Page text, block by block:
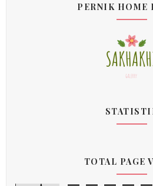
PERNIK HOME
TOTAL PAGE